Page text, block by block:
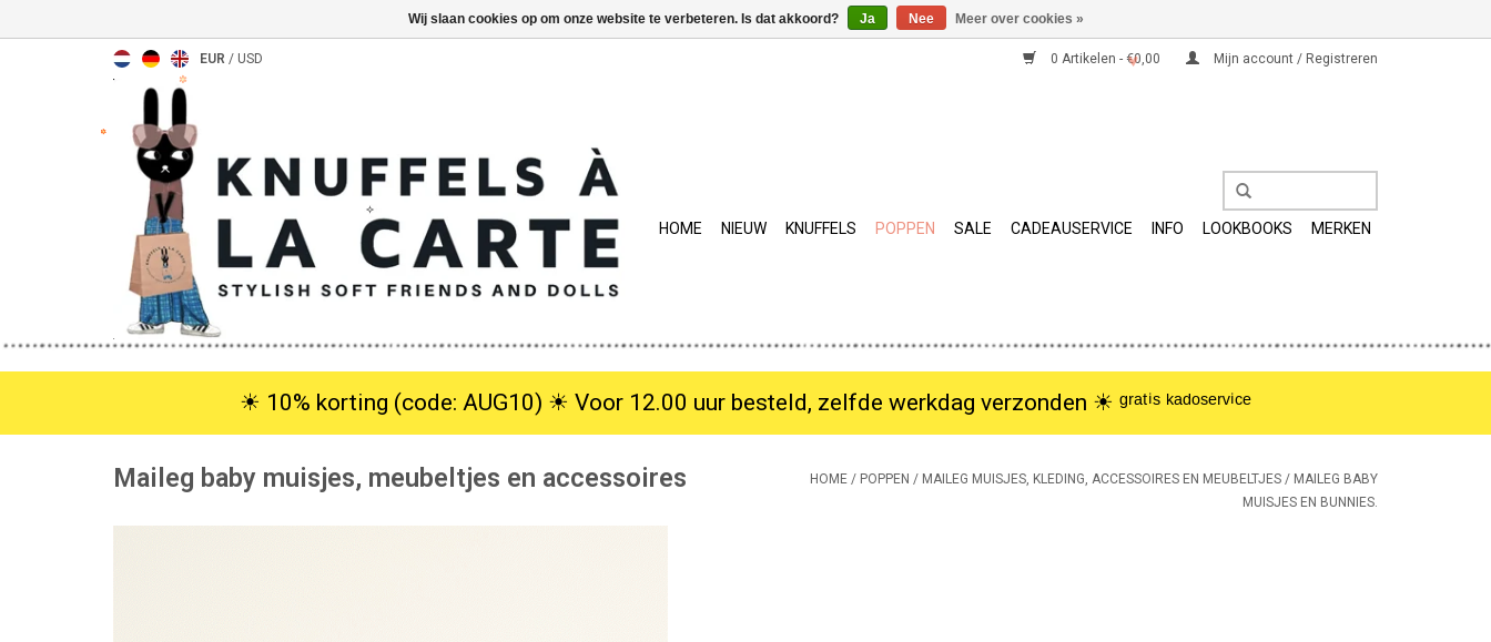
EUR / USD 0 Artikelen - €0,00 Mijn account / Registreren
HOME NIEUW KNUFFELS POPPEN SALE CADEAUSERVICE INFO LOOKBOOKS MERKEN
☀︎ 10% korting (code: AUG10) ☀︎ Voor 12.00 uur besteld, zelfde werkdag verzonden ☀︎ ᵍʳᵃᵗⁱˢ ᵏᵃᵈᵒˢᵉʳᵛⁱᶜᵉ
Maileg baby muisjes, meubeltjes en accessoires HOME / POPPEN / MAILEG MUISJES, KLEDING, ACCESSOIRES EN MEUBELTJES / MAILEG BABY
MUISJES EN BUNNIES.
Wij slaan cookies op om onze website te verbeteren. Is dat akkoord? Ja Nee Meer over cookies »